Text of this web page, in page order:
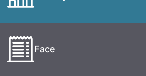
Face